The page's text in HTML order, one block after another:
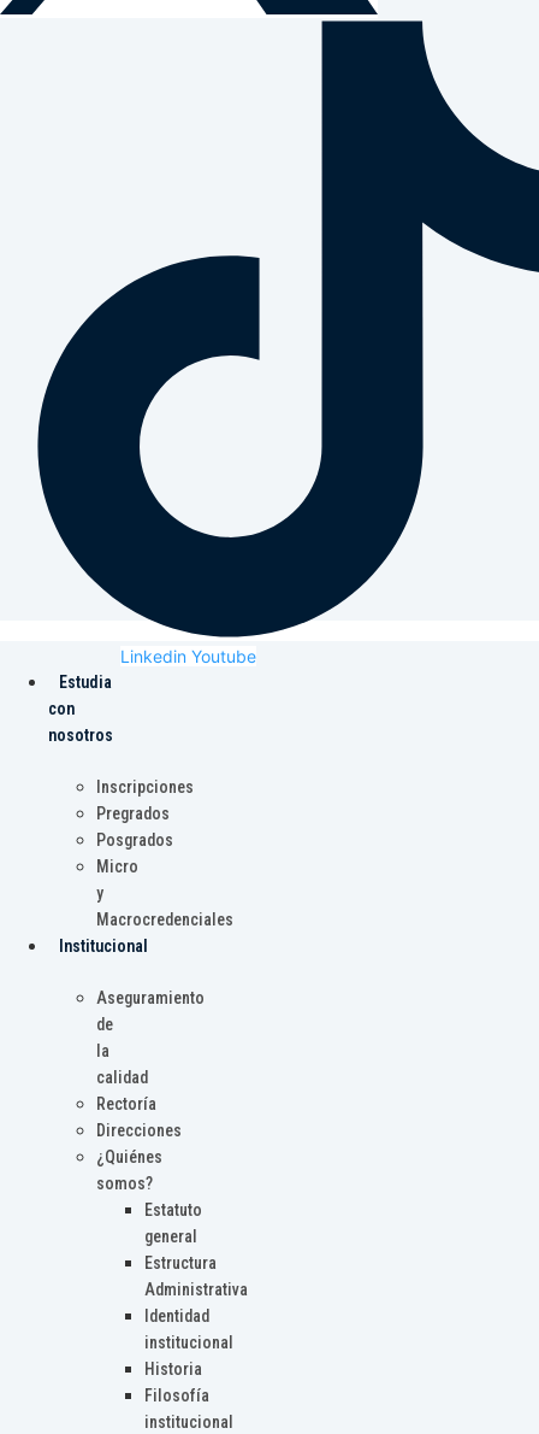
Linkedin Youtube
Estudia
con
nosotros
Inscripciones
Pregrados
Posgrados
Micro
y
Macrocredenciales
Institucional
Aseguramiento
de
la
calidad
Rectoría
Direcciones
¿Quiénes
somos?
Estatuto
general
Estructura
Administrativa
Identidad
institucional
Historia
Filosofía
institucional